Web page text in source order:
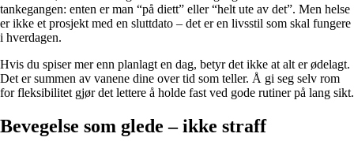
tankegangen: enten er man “på diett” eller “helt ute av det”. Men helse
er ikke et prosjekt med en sluttdato – det er en livsstil som skal fungere
i hverdagen.
Hvis du spiser mer enn planlagt en dag, betyr det ikke at alt er ødelagt.
Det er summen av vanene dine over tid som teller. Å gi seg selv rom
for fleksibilitet gjør det lettere å holde fast ved gode rutiner på lang sikt.
Bevegelse som glede – ikke straff